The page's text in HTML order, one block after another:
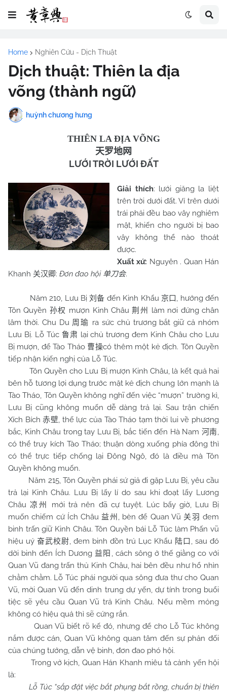
Home Nghiên Cứu - Dịch Thuật
Dịch thuật: Thiên la địa
võng (thành ngữ)
huỳnh chương hưng
THIÊN LA ĐỊA VÕNG
天罗地网
LƯỚI TRỜI LƯỚI ĐẤT
Giải thích: lưới giăng la liệt
trên trời dưới đất. Ví trên dưới
trái phải đều bao vây nghiêm
mật, khiến cho người bị bao
vây không thể nào thoát
được.
Xuất xứ: Nguyên . Quan Hán
Khanh 关汉卿: Đơn đao hội 单刀会.
Năm 210, Lưu Bị刘备 đến Kinh Khẩu 京口 , hướng đến
Tôn Quyền 孙权 mượn Kinh Châu荆州
làm nơi đứng chân
lâm thời. Chu Du 周瑜 ra sức chủ trương bắt giữ cả nhóm
Lưu Bị. Lỗ Túc 鲁肃 lại chủ trương đem Kinh Châu cho Lưu
Bị mượn, để Tào Tháo 曹操có thêm một kẻ địch. Tôn Quyền
tiếp nhận kiến nghị của Lỗ Túc.
Tôn Quyền cho Lưu Bị mượn Kinh Châu, là kết quả hai
bên hỗ tương lợi dụng trước mặt kẻ địch chung lớn mạnh là
Tào Tháo, Tôn Quyền không nghĩ đến việc “mượn” trường kì,
Lưu Bị cũng không muốn dễ dàng trả lại. Sau trận chiến
Xích Bích赤壁, thế lực của Tào Tháo tạm thời lui về phương
bắc, Kinh Châu trong tay Lưu Bị, bắc tiến đến Hà Nam 河南,
có thể truy kích Tào Tháo; thuận dòng xuống phía đông thì
có thể trực tiếp chống lại Đông Ngô, đó là điều mà Tôn
Quyền không muốn.
Năm 215, Tôn Quyền phái sứ giả đi gặp Lưu Bị, yêu cầu
trả lại Kinh Châu. Lưu Bị lấy lí do sau khi đoạt lấy Lương
Châu 凉州
mới trả nên đã cự tuyệt. Lúc bấy giờ, Lưu Bị
muốn chiếm cứ Ích Châu 益州 , bèn để Quan Vũ 关羽 đem
binh trấn giữ Kinh Châu. Tôn Quyền bái Lỗ Túc làm Phấn vũ
hiệu uý 奋武校尉, đem binh đồn trú Lục Khẩu 陆口 , sau đó
dời binh đến Ích Dương 益阳 , cách sông ở thế giằng co với
Quan Vũ đang trấn thủ Kinh Châu, hai bên đều như hổ nhìn
chằm chằm. Lỗ Túc phái người qua sông đưa thư cho Quan
Vũ, mời Quan Vũ đến dinh trung dự yến, dự tính trong buổi
tiệc sẽ yêu cầu Quan Vũ trả Kinh Châu. Nếu mềm mỏng
không có hiệu quả thì sẽ cứng rắn.
Quan Vũ biết rõ kế đó, nhưng để cho Lỗ Túc không
nắm được cán, Quan Vũ không quan tâm đến sự phản đối
của chúng tướng, dẫn vệ binh, đơn đao phó hội.
Trong vở kịch, Quan Hán Khanh miêu tả cảnh yến hội
là:
Lỗ Túc “sắp đặt việc bắt phụng bắt rồng, chuẩn bị thiên